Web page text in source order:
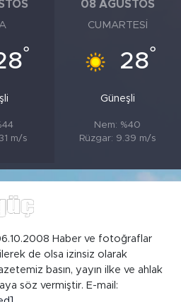
°
m/s
08 AĞUSTOS
CUMARTESI
28°
Güneşli
Nem: %40
Rüzgar: 9.39 m/s
Haber ve fotoğraflar
de olsa izinsiz olarak
basın, yayın ilke ve ahlak
söz vermiştir. E-mail: